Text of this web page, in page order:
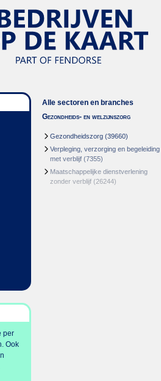
per
Ook
Alle sectoren en branches
Gezondheids- en welzijnszorg
Gezondheidszorg (39660)
Verpleging, verzorging en begeleiding
met verblijf (7355)
Maatschappelijke dienstverlening
zonder verblijf (26244)